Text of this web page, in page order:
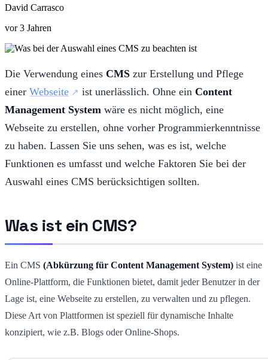
David Carrasco
vor 3 Jahren
Die Verwendung eines CMS zur Erstellung und Pflege
einer Webseite ist unerlässlich. Ohne ein Content
Management System wäre es nicht möglich, eine
Webseite zu erstellen, ohne vorher Programmierkenntnisse
zu haben. Lassen Sie uns sehen, was es ist, welche
Funktionen es umfasst und welche Faktoren Sie bei der
Auswahl eines CMS berücksichtigen sollten.
Was ist ein CMS?
Ein CMS (Abkürzung für Content Management System) ist eine
Online-Plattform, die Funktionen bietet, damit jeder Benutzer in der
Lage ist, eine Webseite zu erstellen, zu verwalten und zu pflegen.
Diese Art von Plattformen ist speziell für dynamische Inhalte
konzipiert, wie z.B. Blogs oder Online-Shops.